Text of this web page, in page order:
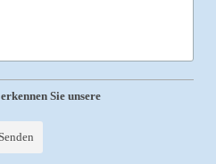
Sie unsere